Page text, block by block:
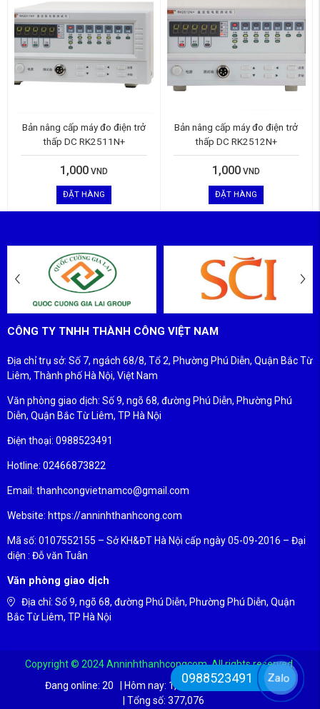
Bản nâng cấp máy đo điện trở
thấp DC RK2511N+
1,000 VND
ĐẶT HÀNG
Bản nâng cấp máy đo điện trở
thấp DC RK2512N+
1,000 VND
ĐẶT HÀNG
CÔNG TY TNHH THÀNH CÔNG VIỆT NAM
Địa chỉ trụ sở: Số 7, ngách 68/8, Tổ 2, Phường Phú Diễn, Quận Bắc Từ
Liêm, Thành phố Hà Nội, Việt Nam
Văn phòng giao dịch: Số 9, ngõ 68, đường Phú Diễn, Phường Phú
Diễn, Quận Bắc Từ Liêm, TP Hà Nội
Điện thoại: 0988523491
Hotline: 02466873822
Email: thanhcongvietnamco@gmail.com
Website: https://anninhthanhcong.com
Mã số: 0107552155 – Sở KH&ĐT Hà Nội cấp ngày 05-09-2016 – Đại
diện : Đỗ văn Tuân
Văn phòng giao dịch
Địa chỉ: Số 9, ngõ 68, đường Phú Diễn, Phường Phú Diễn, Quận
Bắc Từ Liêm, TP Hà Nội
Copyright © 2024 Anninhthanhcongcom. All rights reserved.
Đang online: 20 | Hôm nay: 1,237 |Tuần này: 3,870
| Tổng số: 377,076
Zalo
0988523491